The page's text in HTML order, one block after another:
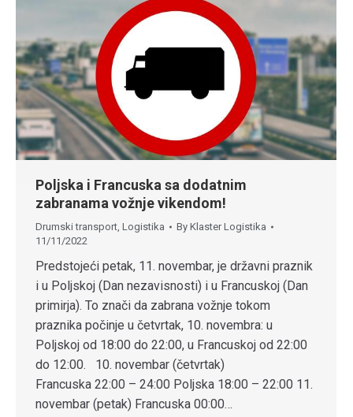
Poljska i Francuska sa dodatnim
zabranama vožnje vikendom!
Drumski transport Logistika By Klaster Logistika
11/11/2022
Predstojeći petak, 11. novembar, je državni praznik
i u Poljskoj (Dan nezavisnosti) i u Francuskoj (Dan
primirja). To znači da zabrana vožnje tokom
praznika počinje u četvrtak, 10. novembra: u
Poljskoj od 18:00 do 22:00, u Francuskoj od 22:00
do 12:00. 10. novembar (četvrtak)
Francuska 22:00 – 24:00 Poljska 18:00 – 22:00 11.
novembar (petak) Francuska 00:00…